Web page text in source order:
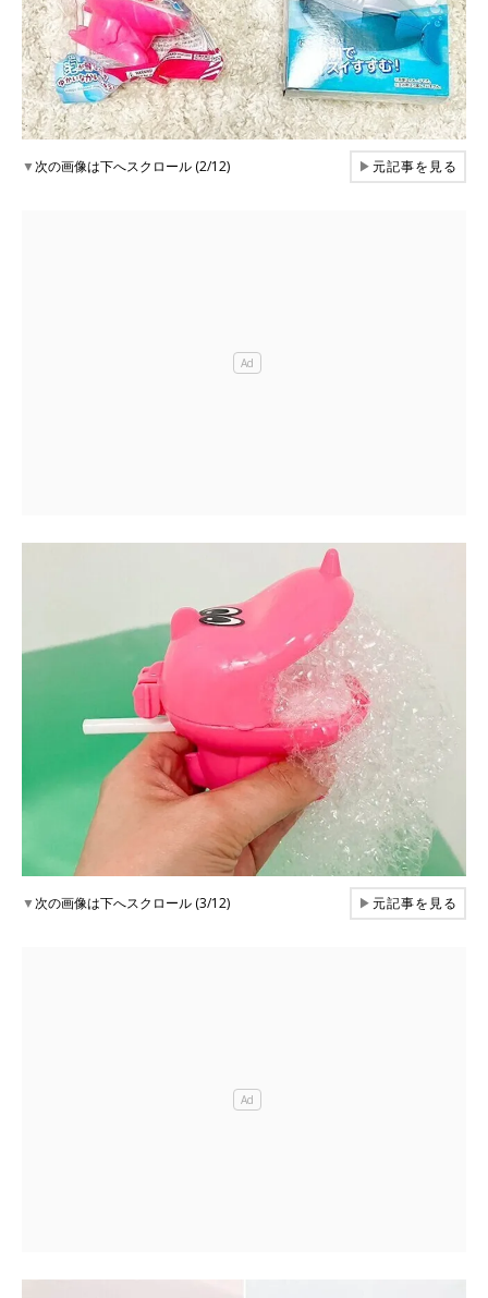
▼次の画像は下へスクロール (2/12) ▶元記事を見る
▼次の画像は下へスクロール (3/12) ▶元記事を見る